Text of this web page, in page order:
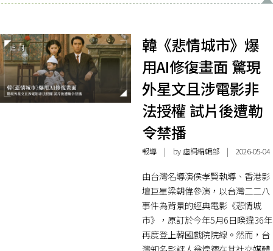
韓《悲情城市》爆
用AI修復畫面 驚現
外星文且涉電影非
法授權 試片後遭勒
令禁播
報導| by 虛詞編輯部 | 2026-05-04
由台灣名導演侯孝賢執導、香港影
壇巨星梁朝偉參演，以台灣二二八
事件為背景的經典電影《悲情城
市》，原訂於今年5月6日睽違36年
再度登上韓國戲院院線。然而，台